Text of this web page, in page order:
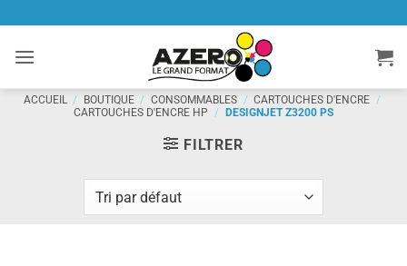
contenu
ACCUEIL / BOUTIQUE / CONSOMMABLES / CARTOUCHES D'ENCRE /
CARTOUCHES D'ENCRE HP / DESIGNJET Z3200 PS
FILTRER